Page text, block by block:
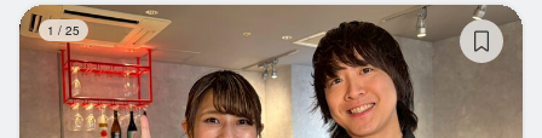
1 / 25